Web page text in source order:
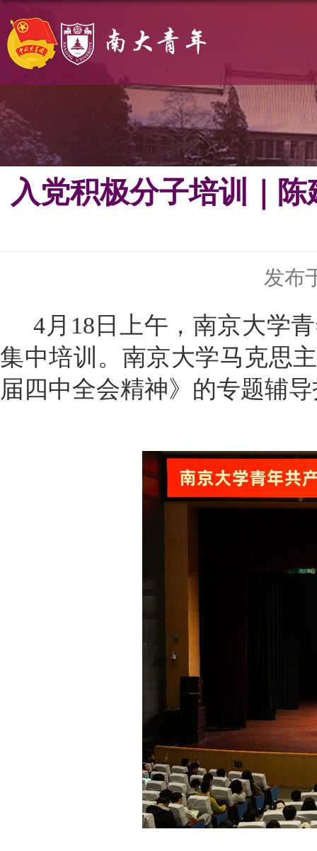
入党积极分子培训｜
发布
4月18日上午，南京大学
集中培训。南京大学马克思
届四中全会精神》的专题辅